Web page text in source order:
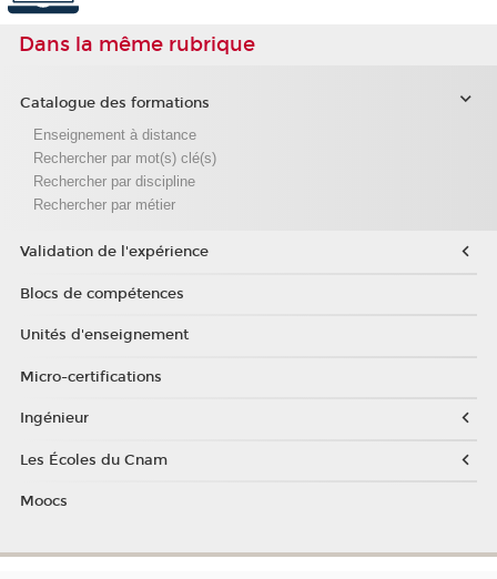
Dans la même rubrique
Catalogue des formations
Enseignement à distance
Rechercher par mot(s) clé(s)
Rechercher par discipline
Rechercher par métier
Validation de l'expérience
Blocs de compétences
Unités d'enseignement
Micro-certifications
Ingénieur
Les Écoles du Cnam
Moocs